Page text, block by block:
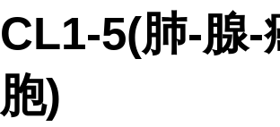
CL1-5(肺-腺-
胞)